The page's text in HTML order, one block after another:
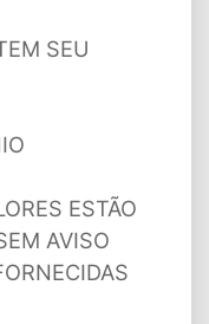
SEU
ESTÃO
AVISO